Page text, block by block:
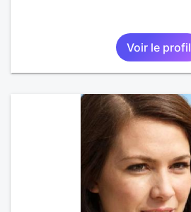
Voir le profil